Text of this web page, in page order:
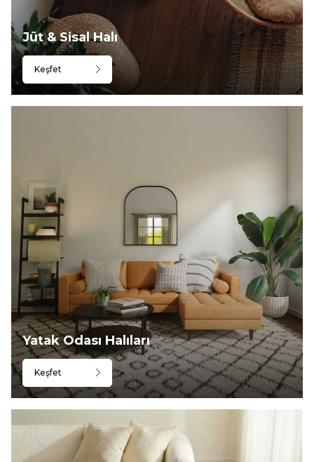
Jüt & Sisal Halı
Keşfet
Yatak Odası Halıları
Keşfet